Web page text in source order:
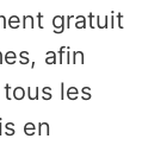
gratuit
afin
les
en